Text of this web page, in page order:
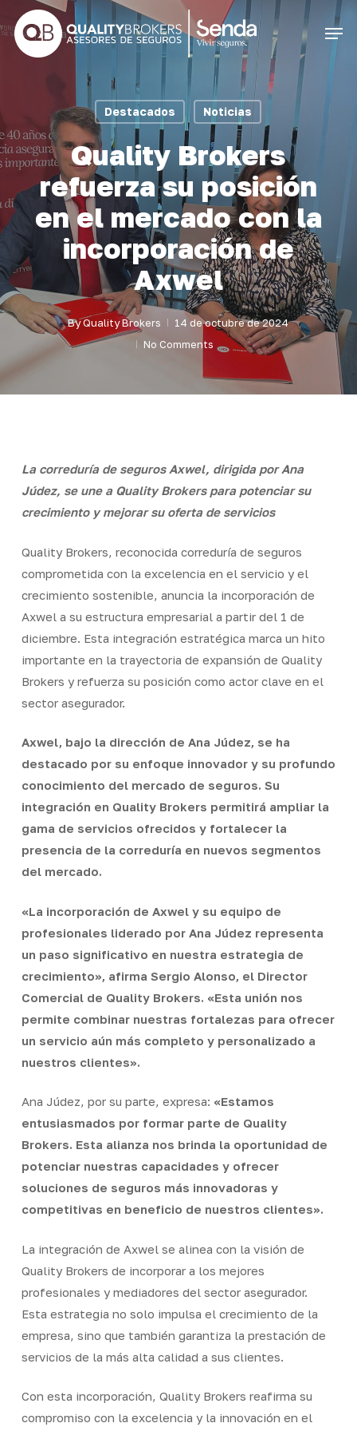
to
main
Destacados Noticias
Quality Brokers
refuerza su posición
en el mercado con la
incorporación de
Axwel
ByQuality Brokers
14 de octubre de 2024
No Comments
La correduría de seguros Axwel, dirigida por Ana
Júdez, se une a Quality Brokers para potenciar su
crecimiento y mejorar su oferta de servicios
Quality Brokers, reconocida correduría de seguros
comprometida con la excelencia en el servicio y el
crecimiento sostenible, anuncia la incorporación de
Axwel a su estructura empresarial a partir del 1 de
diciembre. Esta integración estratégica marca un hito
importante en la trayectoria de expansión de Quality
Brokers y refuerza su posición como actor clave en el
sector asegurador.
Axwel, bajo la dirección de Ana Júdez, se ha
destacado por su enfoque innovador y su profundo
conocimiento del mercado de seguros. Su
integración en Quality Brokers permitirá ampliar la
gama de servicios ofrecidos y fortalecer la
presencia de la correduría en nuevos segmentos
del mercado.
«La incorporación de Axwel y su equipo de
profesionales liderado por Ana Júdez representa
un paso significativo en nuestra estrategia de
crecimiento», afirma Sergio Alonso, el Director
Comercial de Quality Brokers. «Esta unión nos
permite combinar nuestras fortalezas para ofrecer
un servicio aún más completo y personalizado a
nuestros clientes».
Ana Júdez, por su parte, expresa: «Estamos
entusiasmados por formar parte de Quality
Brokers. Esta alianza nos brinda la oportunidad de
potenciar nuestras capacidades y ofrecer
soluciones de seguros más innovadoras y
competitivas en beneficio de nuestros clientes».
La integración de Axwel se alinea con la visión de
Quality Brokers de incorporar a los mejores
profesionales y mediadores del sector asegurador.
Esta estrategia no solo impulsa el crecimiento de la
empresa, sino que también garantiza la prestación de
servicios de la más alta calidad a sus clientes.
Con esta incorporación, Quality Brokers reafirma su
compromiso con la excelencia y la innovación en el